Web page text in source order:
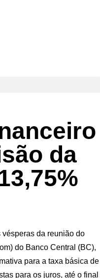
da
da reunião do
do Banco Central (BC),
para a taxa básica de
para os juros, até o final